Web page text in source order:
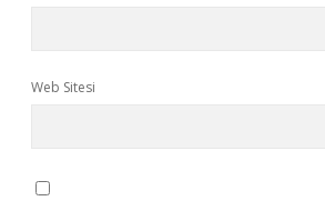
Web Sitesi